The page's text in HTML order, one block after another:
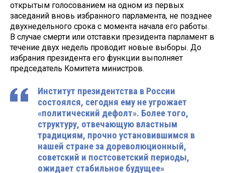
открытым голосованием на одном из первых
заседаний вновь избранного парламента, не позднее
двухнедель­ного срока с момента начала его ра­боты.
В случае смерти или отставки президента парламент в
течение двух недель проводит новые выборы. До
избрания президента его функции вы­полняет
председатель Комитета мини­стров.
Институт президентства в России
состоялся, сегодня ему не угрожает
«политический дефолт». Более того,
структуру, отвечающую властным
традициям, прочно установившимся в
нашей стране за дореволюционный,
советский и постсоветский периоды,
ожидает стабильное будущее»